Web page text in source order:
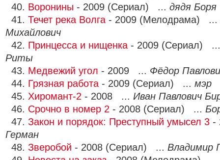
40. Воронины - 2009 (Сериал) ... дядя Боря
41. Течет река Волга - 2009 (Мелодрама) ...
Михайлович
42. Принцесса и нищенка - 2009 (Сериал)
Риты
43. Медвежий угол - 2009 ... Фёдор
44. Грязная работа - 2009 (Сериал) ... мэр
45. Хиромант-2 - 2008 ... Иван Павлович
46. Срочно в номер 2 - 2008 (Сериал) ...
47. Закон и порядок: Преступный умысел 3 -
Герман
48. Зверобой - 2008 (Сериал) ... Владимир